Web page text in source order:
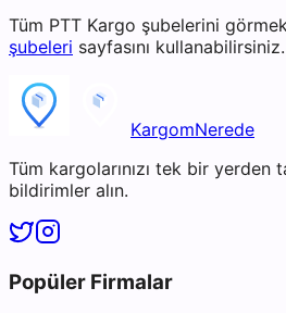
Tüm PTT Kargo şubelerini
şubeleri sayfasını kullanabilirsiniz.
KargomNerede
Tüm kargolarınızı tek bir yerden
bildirimler alın.
Popüler Firmalar